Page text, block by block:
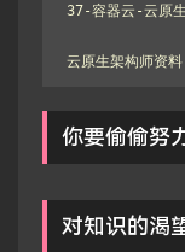
37-容器云-云原
云原生架构师资料
你要偷偷努
对知识的渴